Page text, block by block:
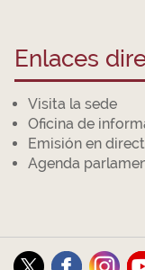
Enlaces
Visita la sede
Oficina de
Emisión en
Agenda